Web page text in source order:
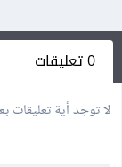
0 تعليقات
لا توجد أية تعليقات